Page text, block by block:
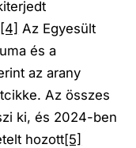
[4] Az Egyesült
és a
az arany
Az összes
ki, és 2024-ben
hozott[5]